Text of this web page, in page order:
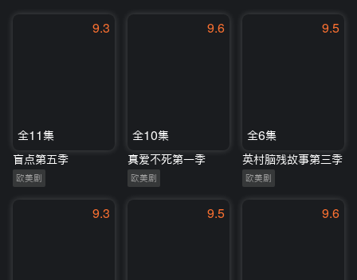
9.3
全11集
盲点第五季
欧美剧
9.6
全10集
真爱不死第一季
欧美剧
9.5
全6集
英村脑残故事第三季
欧美剧
9.3 9.5 9.6